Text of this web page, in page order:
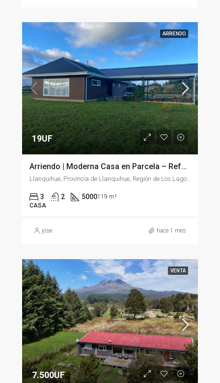
ARRIENDO
19UF
Arriendo | Moderna Casa en Parcela – Refugio del Llanquihue | Llanquihue
3 2 5000119 m²
CASA
jose hace 1 mes
VENTA
7.500UF